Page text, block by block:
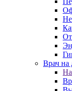
Врач на